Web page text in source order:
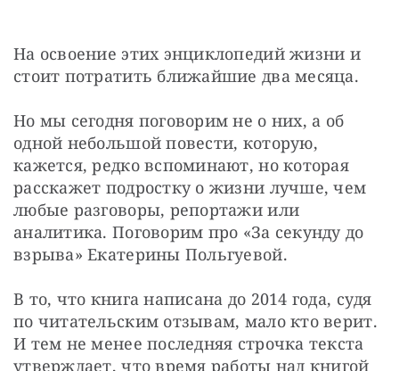
На освоение этих энциклопедий жизни и
стоит потратить ближайшие два месяца.
Но мы сегодня поговорим не о них, а об
одной небольшой повести, которую,
кажется, редко вспоминают, но которая
расскажет подростку о жизни лучше, чем
любые разговоры, репортажи или
аналитика. Поговорим про «За секунду до
взрыва» Екатерины Польгуевой.
В то, что книга написана до 2014 года, судя
по читательским отзывам, мало кто верит.
И тем не менее последняя строчка текста
утверждает, что время работы над книгой